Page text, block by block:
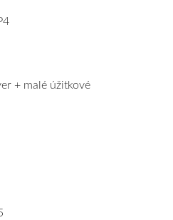
+ malé úžitkové